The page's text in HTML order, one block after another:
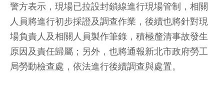
警方表示，現場已拉設封鎖線進行現場管制，相關
人員將進行初步採證及調查作業，後續也將針對現
場負責人及相關人員製作筆錄，積極釐清事故發生
原因及責任歸屬；另外，也將通報新北市政府勞工
局勞動檢查處，依法進行後續調查與處置。